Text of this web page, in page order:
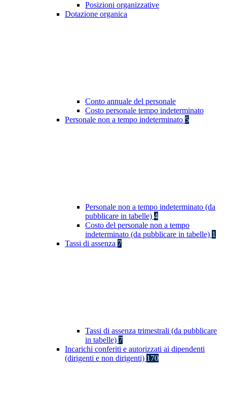
Posizioni organizzative
Dotazione organica
Conto annuale del personale
Costo personale tempo indeterminato
Personale non a tempo indeterminato 5
Personale non a tempo indeterminato (da
pubblicare in tabelle) 4
Costo del personale non a tempo
indeterminato (da pubblicare in tabelle) 1
Tassi di assenza 7
Tassi di assenza trimestrali (da pubblicare
in tabelle) 7
Incarichi conferiti e autorizzati ai dipendenti
(dirigenti e non dirigenti) 170